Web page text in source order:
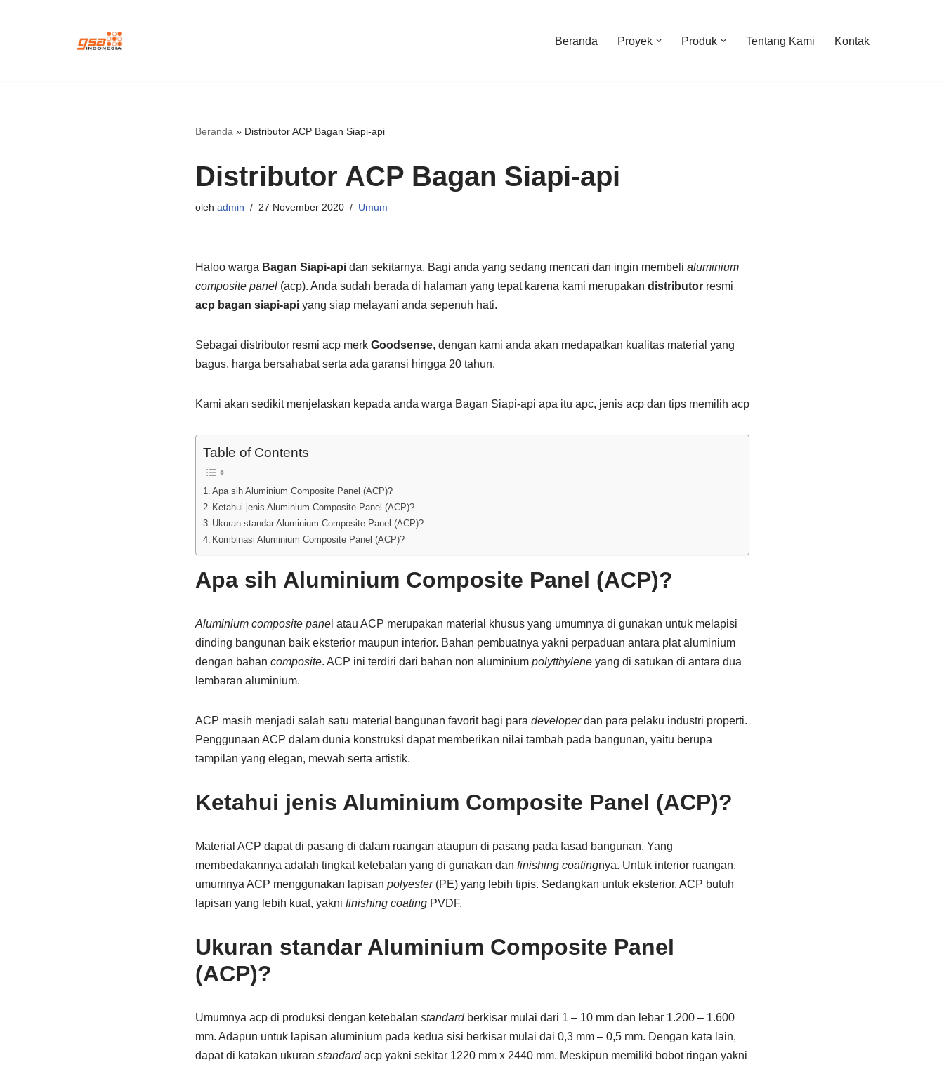
Beranda Proyek Produk Tentang Kami Kontak
Beranda » Distributor ACP Bagan Siapi-api
Distributor ACP Bagan Siapi-api
oleh admin 27 November 2020 Umum
Haloo warga Bagan Siapi-apidan sekitarnya. Bagi anda yang sedang mencari dan ingin membeli aluminium
composite panel (acp). Anda sudah berada di halaman yang tepat karena kami merupakan distributor resmi
acp bagan siapi-apiyang siap melayani anda sepenuh hati.
Sebagai distributor resmi acp merk Goodsense, dengan kami anda akan medapatkan kualitas material yang
bagus, harga bersahabat serta ada garansi hingga 20 tahun.
Kami akan sedikit menjelaskan kepada anda warga Bagan Siapi-api apa itu apc, jenis acp dan tips memilih acp
Table of Contents
Apa sih Aluminium Composite Panel (ACP)?
Ketahui jenis Aluminium Composite Panel (ACP)?
Ukuran standar Aluminium Composite Panel (ACP)?
Kombinasi Aluminium Composite Panel (ACP)?
Apa sih Aluminium Composite Panel (ACP)?
Aluminium composite panel atau ACP merupakan material khusus yang umumnya di gunakan untuk melapisi
dinding bangunan baik eksterior maupun interior. Bahan pembuatnya yakni perpaduan antara plat aluminium
dengan bahan composite. ACP ini terdiri dari bahan non aluminium polytthylene yang di satukan di antara dua
lembaran aluminium.
ACP masih menjadi salah satu material bangunan favorit bagi para developerdan para pelaku industri properti.
Penggunaan ACP dalam dunia konstruksi dapat memberikan nilai tambah pada bangunan, yaitu berupa
tampilan yang elegan, mewah serta artistik.
Ketahui jenis Aluminium Composite Panel (ACP)?
Material ACP dapat di pasang di dalam ruangan ataupun di pasang pada fasad bangunan. Yang
membedakannya adalah tingkat ketebalan yang di gunakan dan finishing coatingnya. Untuk interior ruangan,
umumnya ACP menggunakan lapisan polyester (PE) yang lebih tipis. Sedangkan untuk eksterior, ACP butuh
lapisan yang lebih kuat, yakni finishing coatingPVDF.
Ukuran standar Aluminium Composite Panel
(ACP)?
Umumnya acp di produksi dengan ketebalan standard berkisar mulai dari 1 – 10 mm dan lebar 1.200 – 1.600
mm. Adapun untuk lapisan aluminium pada kedua sisi berkisar mulai dai 0,3 mm – 0,5 mm. Dengan kata lain,
dapat di katakan ukuran standardacp yakni sekitar 1220 mm x 2440 mm. Meskipun memiliki bobot ringan yakni